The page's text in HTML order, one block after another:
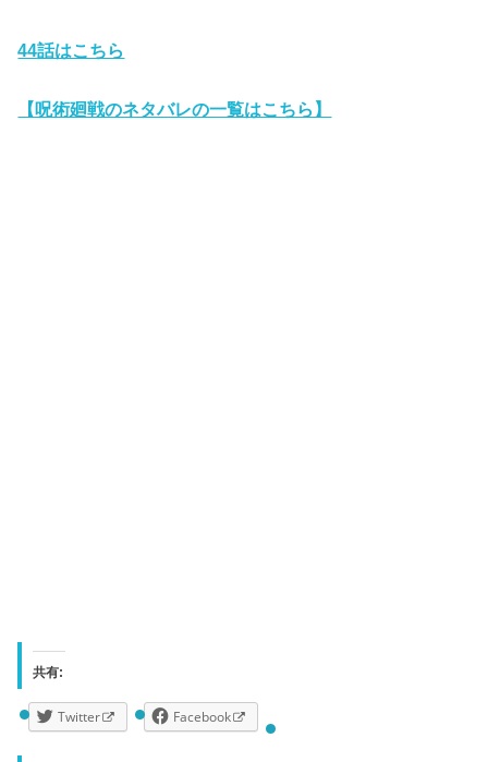
44話はこちら
【呪術廻戦のネタバレの一覧はこちら】
共有:
Twitter Facebook